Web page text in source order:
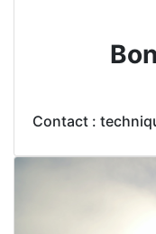
Contact :